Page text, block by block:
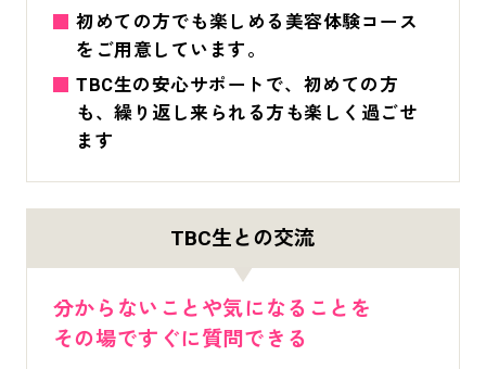
初めての方でも楽しめる美容体験コース
をご用意しています。
TBC生の安心サポートで、初めての方
も、繰り返し来られる方も楽しく過ごせ
ます
TBC生との交流
分からないことや気になることを
その場ですぐに質問できる